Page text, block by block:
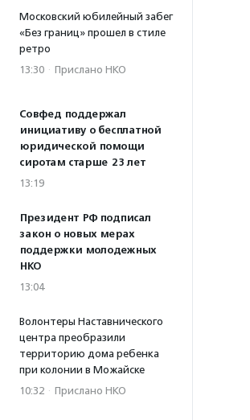
Московский юбилейный забег
«Без границ» прошел в стиле
ретро
13:30 · Прислано НКО
Совфед поддержал
инициативу о бесплатной
юридической помощи
сиротам старше 23 лет
13:19
Президент РФ подписал
закон о новых мерах
поддержки молодежных
НКО
13:04
Волонтеры Наставнического
центра преобразили
территорию дома ребенка
при колонии в Можайске
10:32 · Прислано НКО